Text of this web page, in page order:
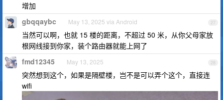
增加
27
gbqqaybc May 13, 2025 via Android
当然可以啊，也就 15 楼的距离，不超过 50 米，从你父母家放
根网线接到你家，装个路由器就能上网了
28
fmd12345 May 13, 2025
突然想到这个，如果是隔壁楼，岂不是可以弄个这个，直接连
wifi